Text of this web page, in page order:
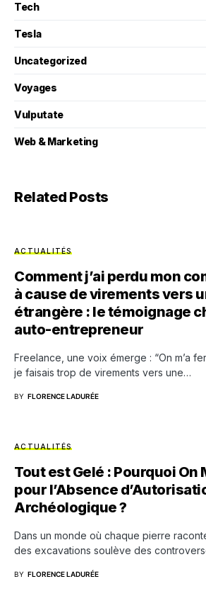
Tech
Tesla
Uncategorized
Voyages
Vulputate
Web & Marketing
Related Posts
ACTUALITÉS
Comment j’ai perdu mon
à cause de virements vers
étrangère : le témoignage
auto-entrepreneur
Freelance, une voix émerge : “On m’a
je faisais trop de virements vers une…
BY FLORENCE LADURÉE
ACTUALITÉS
Tout est Gelé : Pourquoi On
pour l’Absence
Archéologique ?
Dans un monde où chaque pierre
des excavations soulève des
BY FLORENCE LADURÉE